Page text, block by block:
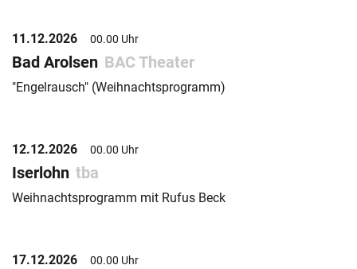
11.12.2026 00.00 Uhr
Bad Arolsen BAC Theater
"Engelrausch" (Weihnachtsprogramm)
12.12.2026 00.00 Uhr
Iserlohn tba
Weihnachtsprogramm mit Rufus Beck
17.12.2026 00.00 Uhr